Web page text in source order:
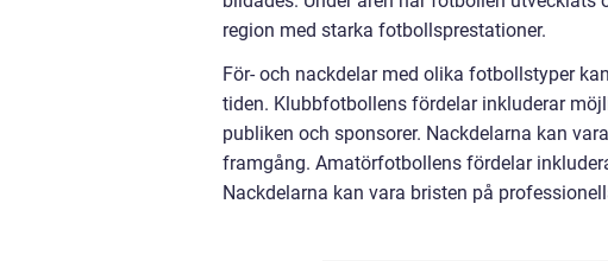
region med starka fotbollsprestationer.
För- och nackdelar med olika fotbollstyper
tiden. Klubbfotbollens fördelar inkluderar
publiken och sponsorer. Nackdelarna kan
framgång. Amatörfotbollens fördelar
Nackdelarna kan vara bristen på